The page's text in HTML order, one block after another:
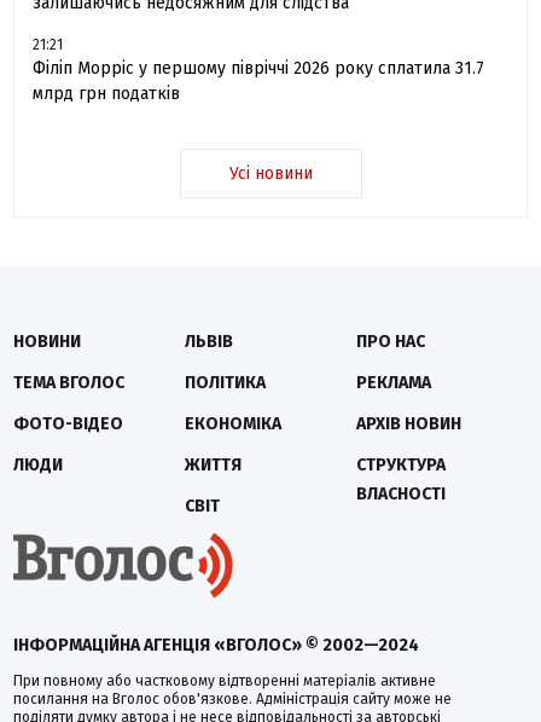
21:21
Філіп Морріс у першому півріччі 2026 року сплатила 31.7
млрд грн податків
Усі новини
ІНФОРМАЦІЙНА АГЕНЦІЯ «ВГОЛОС» © 2002—2024
При повному або частковому відтворенні матеріалів активне
посилання на Вголос обов'язкове. Адміністрація сайту може не
поділяти думку автора і не несе відповідальності за авторські
НОВИНИ
ТЕМА ВГОЛОС
ФОТО-ВІДЕО
ЛЮДИ
ЛЬВІВ
ПОЛІТИКА
ЕКОНОМІКА
ЖИТТЯ
СВІТ
ПРО НАС
РЕКЛАМА
АРХІВ НОВИН
СТРУКТУРА
ВЛАСНОСТІ